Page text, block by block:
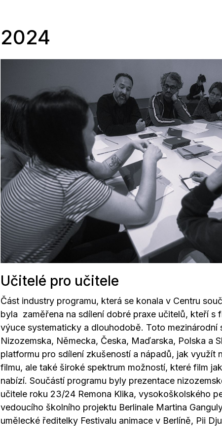
2024
Učitelé pro učitele
Část industry programu, která se konala v Centru
byla zaměřena na sdílení dobré praxe učitelů, kteří s
výuce systematicky a dlouhodobě. Toto mezinárodní
Nizozemska, Německa, Česka, Maďarska, Polska a
platformu pro sdílení zkušeností a nápadů, jak využít
filmu, ale také široké spektrum možností, které film
nabízí. Součástí programu byly prezentace
učitele roku 23/24 Remona Klika, vysokoškolského
vedoucího školního projektu Berlinale Martina
umělecké ředitelky Festivalu animace v Berlíně, Pii